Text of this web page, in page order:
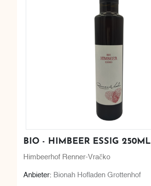
BIO - HIMBEER ESSIG 250ML
Himbeerhof Renner-Vračko
Anbieter: Bionah Hofladen Grottenhof